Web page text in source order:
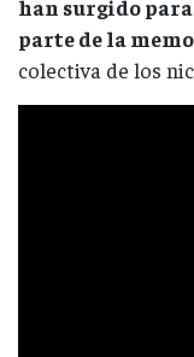
han surgido
parte de la
colectiva de los